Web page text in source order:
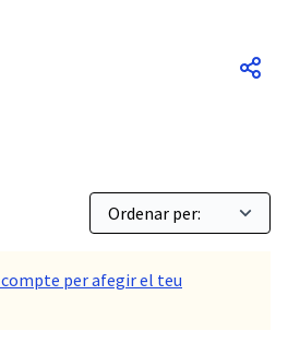
compte per afegir el teu